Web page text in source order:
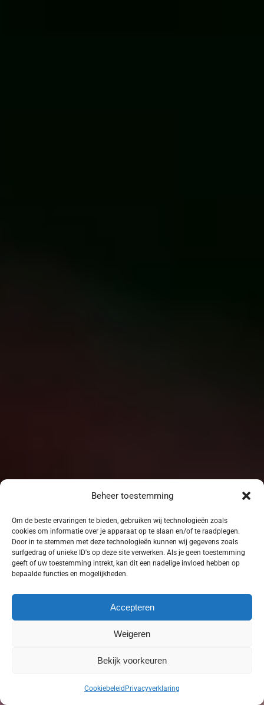
Beheer toestemming
Om de beste ervaringen te bieden, gebruiken wij technologieën zoals
cookies om informatie over je apparaat op te slaan en/of te raadplegen.
Door in te stemmen met deze technologieën kunnen wij gegevens zoals
surfgedrag of unieke ID's op deze site verwerken. Als je geen toestemming
geeft of uw toestemming intrekt, kan dit een nadelige invloed hebben op
bepaalde functies en mogelijkheden.
Accepteren
Weigeren
Bekijk voorkeuren
Cookiebeleid Privacyverklaring